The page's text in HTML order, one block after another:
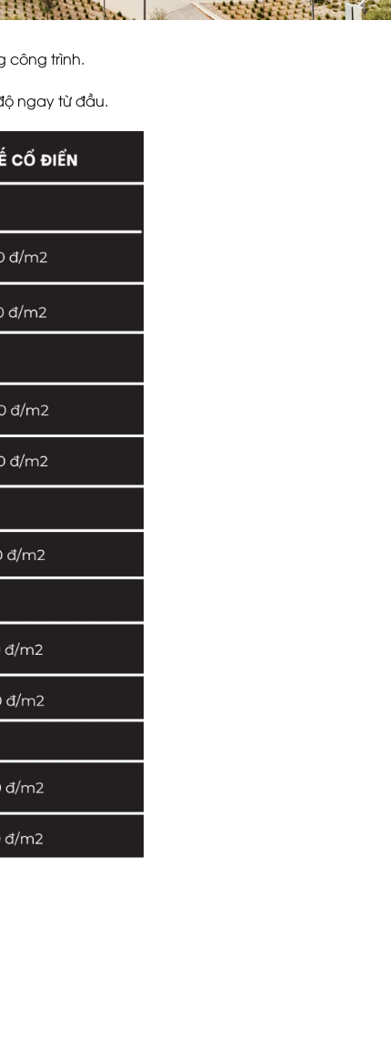
công trình.
ngay từ đầu.